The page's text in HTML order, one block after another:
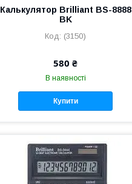
Калькулятор Brilliant BS-8888
BK
(3150)
580 ₴
В наявності
Купити